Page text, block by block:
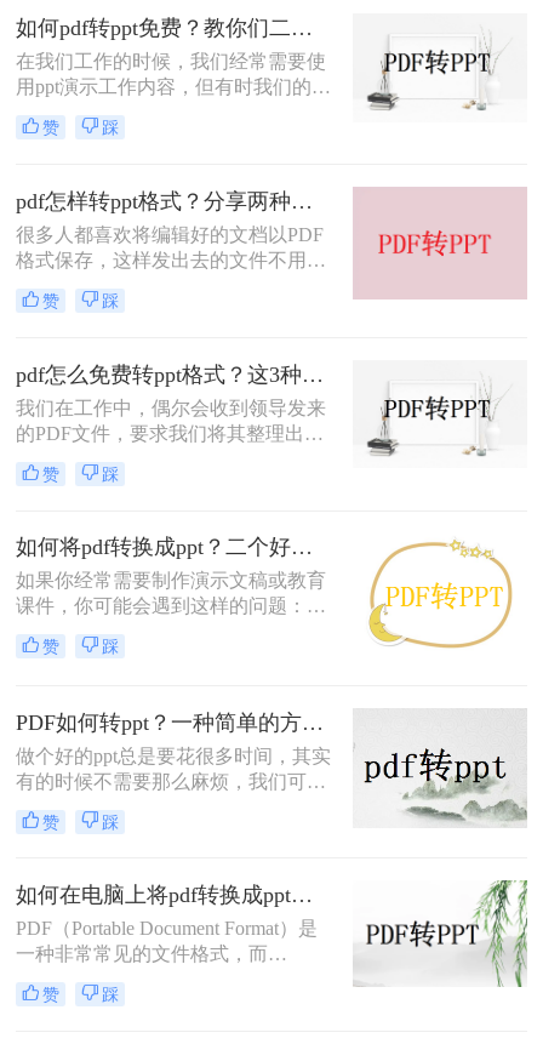
稿。现在跟大家分享一个在线pdf转
ppt的方法。很快就能学会。
如何pdf转ppt免费？教你们二个简单方法！
在我们工作的时候，我们经常需要使
用ppt演示工作内容，但有时我们的许
多文件都以pdf格式存在，所以我们需
要将pdf转ppt。现在很多朋友可能不
将与大家分享二个简单的方法，下面
一起看看吧。
赞 踩
pdf怎样转ppt格式？分享两种免费且易上手的操作技巧
很多人都喜欢将编辑好的文档以PDF
格式保存，这样发出去的文件不用担
心乱码、排版出错等问题，打印也可
以很清晰，不过，虽然PDF文件的兼
多时候都需要转换成易编辑的文档，
那么pdf怎样转ppt格式？对于初入职
场的朋友来说，可能还不知道怎么pdf
转ppt格式的文件，但是不用担心，格
式转换并不是很难的操作，下面一起
看看这些方法吧。
赞 踩
pdf怎么免费转ppt格式？这3种方法简单又高效
我们在工作中，偶尔会收到领导发来
的PDF文件，要求我们将其整理出
来，并以PPT的形式进行总结汇报；
当自己不会PDF转PPT的时候，就只
时耗精力，还会导致工作效率低，那
有什么办法呢？其实并不难，我们只
需要借助一些软件来进行格式的转
换，但如今市面上的格式转换软件众
多都是收费的，那么pdf怎么免费转
ppt格式呢？
赞 踩
如何将pdf转换成ppt？二个好用的转换方法分享
如果你经常需要制作演示文稿或教育
课件，你可能会遇到这样的问题：你
有一份包含有关你的项目或讲座的丰
富信息的 PDF 文件，但是你需要将其
文稿或课件中使用。
赞 踩
PDF如何转ppt？一种简单的方法在线分享
做个好的ppt总是要花很多时间，其实
有的时候不需要那么麻烦，我们可以
自己到网上找一些资料把它转换成ppt
格式就可以了，如果发现的资料正好
我就会教你PDF如何转ppt，以下是
pdf转ppt简单方法电脑的操作步骤。
赞 踩
如何在电脑上将pdf转换成ppt？快来试试这三个转换方法
PDF（Portable Document Format）是
一种非常常见的文件格式，而
PPT（PowerPoint）则是一种用于制作
演示文稿的文件格式。当您需要将
赞 踩